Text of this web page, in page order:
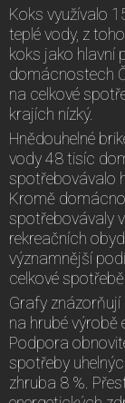
Koks využívalo
teplé vody, z
koks jako hlavní
domácnostech
na celkové
krajích nízký.
Hnědouhelné
vody 48 tisíc
spotřebovávalo
Kromě
spotřebovávaly
rekreačních
významnější
celkové
Grafy
na hrubé výrobě
Podpora
spotřeby
zhruba 8 %.